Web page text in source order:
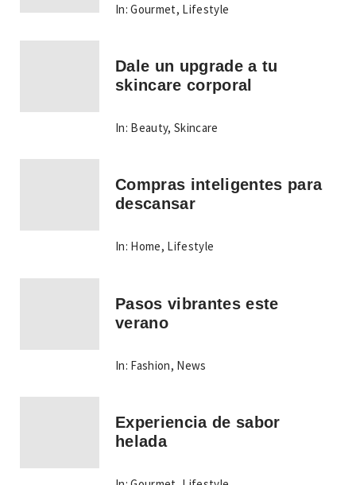
In: Gourmet, Lifestyle
Dale un upgrade a tu
skincare corporal
In: Beauty,Skincare
Compras inteligentes para
descansar
In: Home, Lifestyle
Pasos vibrantes este
verano
In: Fashion, News
Experiencia de sabor
helada